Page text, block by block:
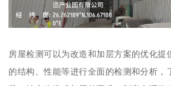
房屋检测可以为改造和加层方案的优化提
的结构、性能等进行全面的检测和分析，